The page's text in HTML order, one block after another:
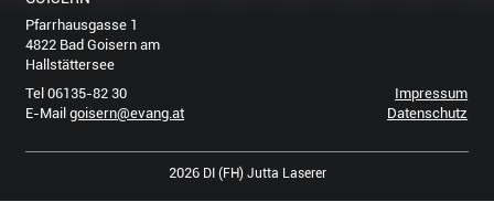
Pfarrhausgasse 1
4822 Bad Goisern am
Hallstättersee
Tel 06135-82 30
E-Mailgoisern@evang.at
Impressum
Datenschutz
2026 DI (FH) Jutta Laserer